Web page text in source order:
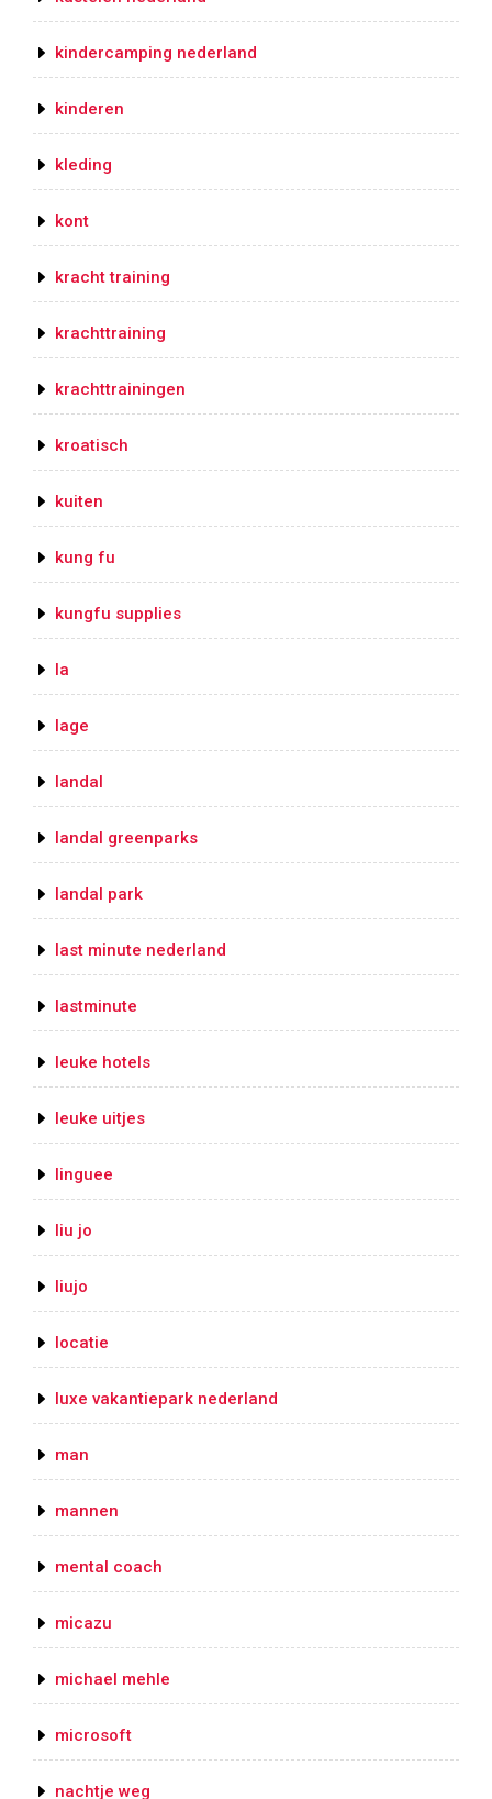
kindercamping nederland
kinderen
kleding
kont
kracht training
krachttraining
krachttrainingen
kroatisch
kuiten
kung fu
kungfu supplies
la
lage
landal
landal greenparks
landal park
last minute nederland
lastminute
leuke hotels
leuke uitjes
linguee
liu jo
liujo
locatie
luxe vakantiepark nederland
man
mannen
mental coach
micazu
michael mehle
microsoft
nachtje weg